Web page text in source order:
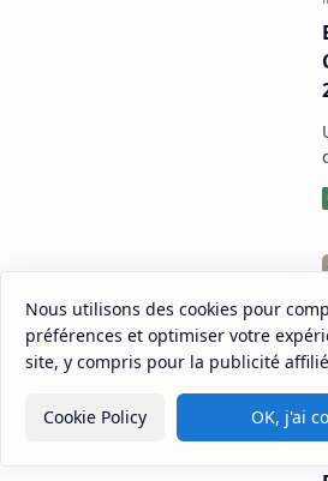
Sitemap Disclaimer
Nous utilisons des cookies pour
préférences et optimiser votre
site, y compris pour la publicité
Cookie Policy OK, j'ai